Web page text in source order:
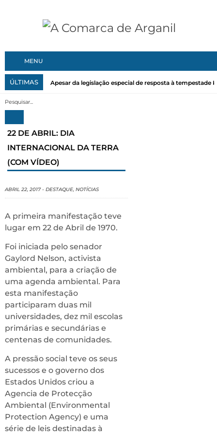
MENU
ÚLTIMAS Apesar da legislação especial de resposta à tempestade
22 DE ABRIL: DIA
INTERNACIONAL DA TERRA
(COM VÍDEO)
ABRIL 22, 2017 - DESTAQUE, NOTÍCIAS
A primeira manifestação teve
lugar em 22 de Abril de 1970.
Foi iniciada pelo senador
Gaylord Nelson, activista
ambiental, para a criação de
uma agenda ambiental. Para
esta manifestação
participaram duas mil
universidades, dez mil escolas
primárias e secundárias e
centenas de comunidades.
A pressão social teve os seus
sucessos e o governo dos
Estados Unidos criou a
Agencia de Protecção
Ambiental (Environmental
Protection Agency) e uma
série de leis destinadas à